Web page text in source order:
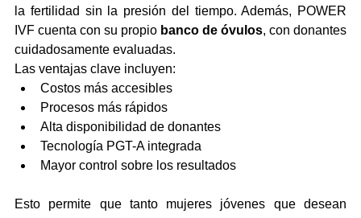
la fertilidad sin la presión del tiempo. Además, POWER
IVF cuenta con su propio banco de óvulos, con donantes
cuidadosamente evaluadas.
Las ventajas clave incluyen:
Costos más accesibles
Procesos más rápidos
Alta disponibilidad de donantes
Tecnología PGT-A integrada
Mayor control sobre los resultados
Esto permite que tanto mujeres jóvenes que desean